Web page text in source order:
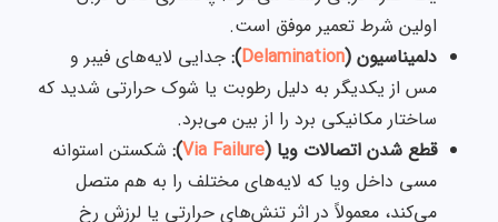
اولین شرط تعمیر موفق است.
دلمیناسیون (Delamination
): جدایی لایه‌های فیبر و
مس از یکدیگر به دلیل رطوبت یا شوک حرارتی شدید که
ساختار مکانیکی برد را از بین می‌برد.
قطع شدن اتصالات ویا (Via Failure
): شکستن استوانه
مسی داخل ویا که لایه‌های مختلف را به هم متصل
می‌کند، معمولاً در اثر تنش‌های حرارتی یا لرزش رخ